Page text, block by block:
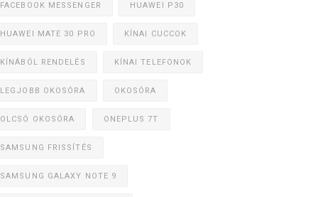
FACEBOOK MESSENGER HUAWEI P30
HUAWEI MATE 30 PRO KÍNAI CUCCOK
KÍNÁBÓL RENDELÉS KÍNAI TELEFONOK
LEGJOBB OKOSÓRA OKOSÓRA
OLCSÓ OKOSÓRA ONEPLUS 7T
SAMSUNG FRISSÍTÉS
SAMSUNG GALAXY NOTE 9